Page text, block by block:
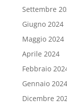
Settembre
Giugno 2024
Maggio 2024
Aprile 2024
Febbraio
Gennaio 2024
Dicembre